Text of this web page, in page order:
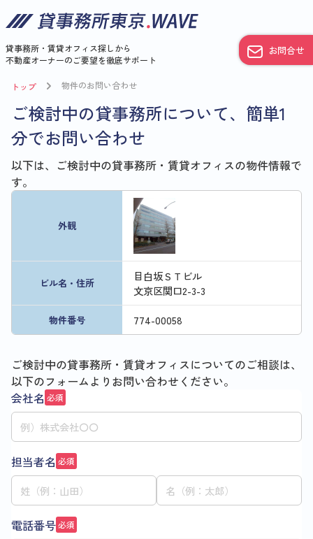
貸事務所・賃貸オフィス探しから
不動産オーナーのご要望を徹底サポート
お問合せ
トップ 物件のお問い合わせ
ご検討中の貸事務所について、簡単1
分でお問い合わせ
以下は、ご検討中の貸事務所・賃貸オフィスの物件情報で
す。
外観
ビル名・住所
目白坂ＳＴビル
文京区関口2-3-3
物件番号 774-00058
ご検討中の貸事務所・賃貸オフィスについてのご相談は、
以下のフォームよりお問い合わせください。
会社名 必須
担当者名 必須
電話番号必須